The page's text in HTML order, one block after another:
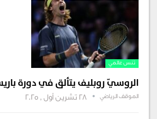
تنس عالمي
الروسيّ روبليف يتألق في دورة
الموقف الرياضي 28 تشرين أول , 2025